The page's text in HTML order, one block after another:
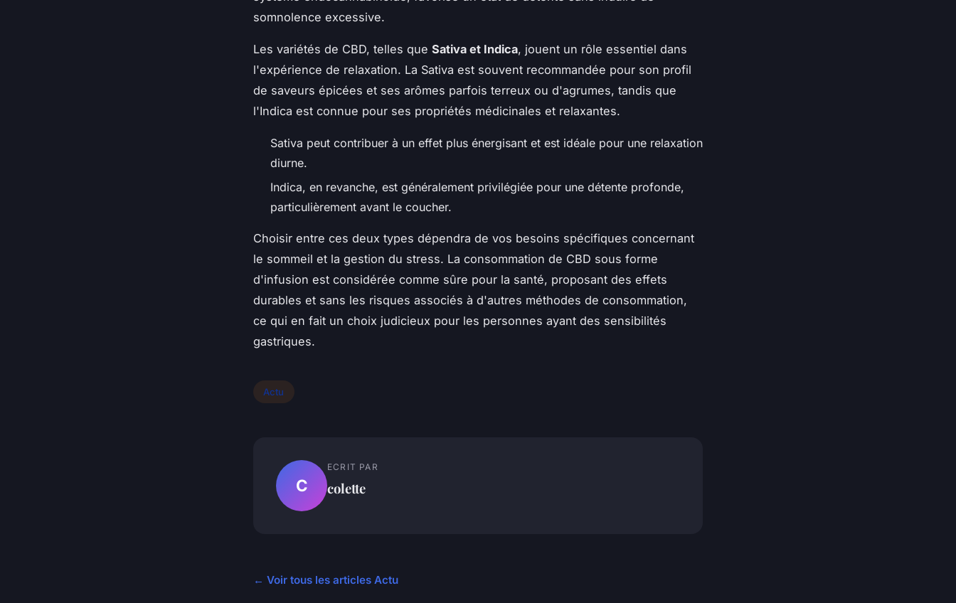
somnolence excessive.
Les variétés de CBD, telles que Sativa et Indica, jouent un rôle essentiel dans
l'expérience de relaxation. La Sativa est souvent recommandée pour son profil
de saveurs épicées et ses arômes parfois terreux ou d'agrumes, tandis que
l'Indica est connue pour ses propriétés médicinales et relaxantes.
Sativa peut contribuer à un effet plus énergisant et est idéale pour une relaxation
diurne.
Indica, en revanche, est généralement privilégiée pour une détente profonde,
particulièrement avant le coucher.
Choisir entre ces deux types dépendra de vos besoins spécifiques concernant
le sommeil et la gestion du stress. La consommation de CBD sous forme
d'infusion est considérée comme sûre pour la santé, proposant des effets
durables et sans les risques associés à d'autres méthodes de consommation,
ce qui en fait un choix judicieux pour les personnes ayant des sensibilités
gastriques.
Actu
C
ECRIT PAR
colette
← Voir tous les articles Actu